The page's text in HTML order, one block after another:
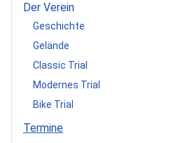
Der Verein
Geschichte
Gelände
Classic Trial
Modernes Trial
Bike Trial
Termine